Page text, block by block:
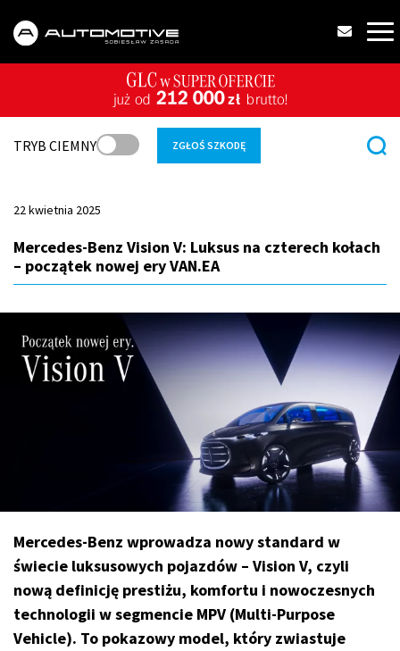
TRYB CIEMNY ZGŁOŚ SZKODĘ
22 kwietnia 2025
Mercedes-Benz Vision V: Luksus na czterech kołach
– początek nowej ery VAN.EA
Mercedes-Benz wprowadza nowy standard w
świecie luksusowych pojazdów – Vision V, czyli
nową definicję prestiżu, komfortu i nowoczesnych
technologii w segmencie MPV (Multi-Purpose
Vehicle). To pokazowy model, który zwiastuje